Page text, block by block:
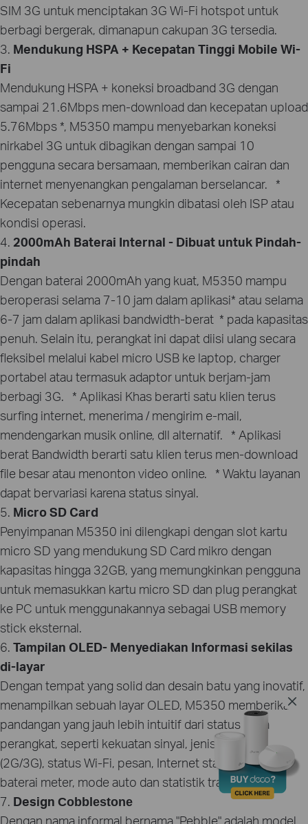
SIM 3G untuk menciptakan 3G Wi-Fi hotspot untuk
berbagi bergerak, dimanapun cakupan 3G tersedia.
3. Mendukung HSPA + Kecepatan Tinggi Mobile Wi-
Fi
Mendukung HSPA + koneksi broadband 3G dengan
sampai 21.6Mbps men-download dan kecepatan upload
5.76Mbps *, M5350 mampu menyebarkan koneksi
nirkabel 3G untuk dibagikan dengan sampai 10
pengguna secara bersamaan, memberikan cairan dan
internet menyenangkan pengalaman berselancar. *
Kecepatan sebenarnya mungkin dibatasi oleh ISP atau
kondisi operasi.
4. 2000mAh Baterai Internal - Dibuat untuk Pindah-
pindah
Dengan baterai 2000mAh yang kuat, M5350 mampu
beroperasi selama 7-10 jam dalam aplikasi* atau selama
6-7 jam dalam aplikasi bandwidth-berat * pada kapasitas
penuh. Selain itu, perangkat ini dapat diisi ulang secara
fleksibel melalui kabel micro USB ke laptop, charger
portabel atau termasuk adaptor untuk berjam-jam
berbagi 3G. * Aplikasi Khas berarti satu klien terus
surfing internet, menerima / mengirim e-mail,
mendengarkan musik online, dll alternatif. * Aplikasi
berat Bandwidth berarti satu klien terus men-download
file besar atau menonton video online. * Waktu layanan
dapat bervariasi karena status sinyal.
5. Micro SD Card
Penyimpanan M5350 ini dilengkapi dengan slot kartu
micro SD yang mendukung SD Card mikro dengan
kapasitas hingga 32GB, yang memungkinkan pengguna
untuk memasukkan kartu micro SD dan plug perangkat
ke PC untuk menggunakannya sebagai USB memory
stick eksternal.
6. Tampilan OLED- Menyediakan Informasi sekilas
di-layar
Dengan tempat yang solid dan desain batu yang inovatif,
menampilkan sebuah layar OLED, M5350 memberikan
pandangan yang jauh lebih intuitif dari status kerja
perangkat, seperti kekuatan sinyal, jenis jaringan
(2G/3G), status Wi-Fi, pesan, Internet status koneksi,
baterai meter, mode auto dan statistik traffic.
7. Design Cobblestone
Dengan nama informal bernama "Pebble" adalah model